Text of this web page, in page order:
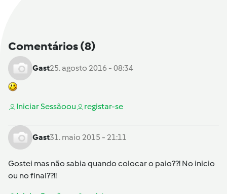
Comentários(8)
Gast25. agosto 2016 - 08:34
Iniciar Sessãoou registar-se
Gast31. maio 2015 - 21:11
Gostei mas não sabia quando colocar o paio??! No inicio
ou no final??!!